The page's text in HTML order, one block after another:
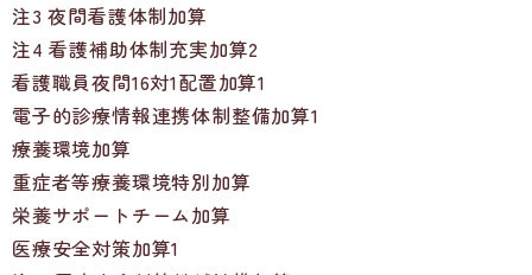
注3 夜間看護体制加算
注4 看護補助体制充実加算2
看護職員夜間16対1配置加算1
電子的診療情報連携体制整備加算1
療養環境加算
重症者等療養環境特別加算
栄養サポートチーム加算
医療安全対策加算1